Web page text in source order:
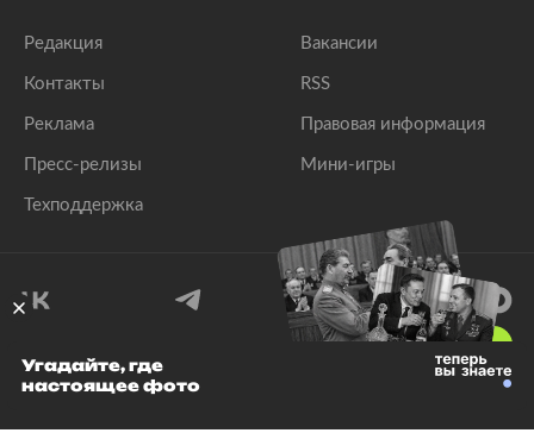
Редакция
Контакты
Реклама
Пресс-релизы
Техподдержка
Вакансии
RSS
Правовая информация
Мини-игры
© 1999–2026 Все права защищены.
Угадайте, где
настоящее фото